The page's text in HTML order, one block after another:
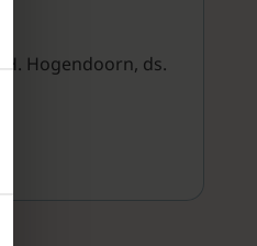
Hogendoorn, ds.